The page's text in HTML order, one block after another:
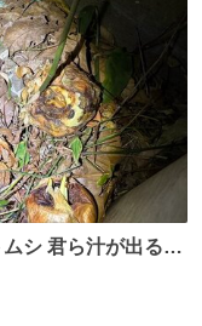
シ 君ら汁が出る植
よねこりゃ 他には